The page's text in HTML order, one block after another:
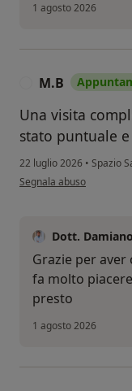
1 agosto 2026
M.B
Una visita
stato puntuale
22 luglio 2026 • Spazio
secondo l'opinione
Segnala abuso
Dott.
Grazie per aver
fa molto
presto
1 agosto 2026